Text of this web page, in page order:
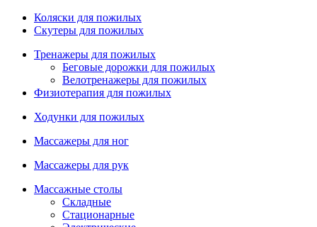
Коляски для пожилых
Скутеры для пожилых
Тренажеры для пожилых
Беговые дорожки для пожилых
Велотренажеры для пожилых
Физиотерапия для пожилых
Ходунки для пожилых
Массажеры для ног
Массажеры для рук
Массажные столы
Складные
Стационарные